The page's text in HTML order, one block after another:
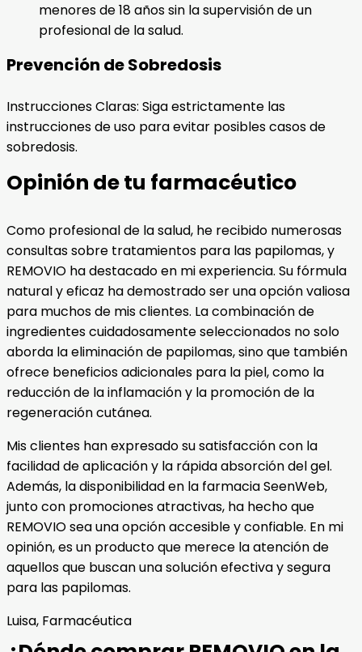
menores de 18 años sin la supervisión de un
profesional de la salud.
Prevención de Sobredosis
Instrucciones Claras: Siga estrictamente las
instrucciones de uso para evitar posibles casos de
sobredosis.
Opinión de tu farmacéutico
Como profesional de la salud, he recibido numerosas
consultas sobre tratamientos para las papilomas, y
REMOVIO ha destacado en mi experiencia. Su fórmula
natural y eficaz ha demostrado ser una opción valiosa
para muchos de mis clientes. La combinación de
ingredientes cuidadosamente seleccionados no solo
aborda la eliminación de papilomas, sino que también
ofrece beneficios adicionales para la piel, como la
reducción de la inflamación y la promoción de la
regeneración cutánea.
Mis clientes han expresado su satisfacción con la
facilidad de aplicación y la rápida absorción del gel.
Además, la disponibilidad en la farmacia SeenWeb,
junto con promociones atractivas, ha hecho que
REMOVIO sea una opción accesible y confiable. En mi
opinión, es un producto que merece la atención de
aquellos que buscan una solución efectiva y segura
para las papilomas.
Luisa, Farmacéutica